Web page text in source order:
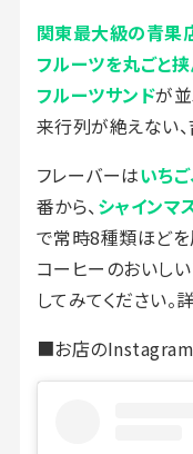
関東最大級の青果
フルーツを丸ごと
フルーツサンドが
来行列が絶えない
フレーバーはいち
番から、シャインマ
で常時8種類ほどを
コーヒーのおいしい
してみてください。
■お店のInstagram